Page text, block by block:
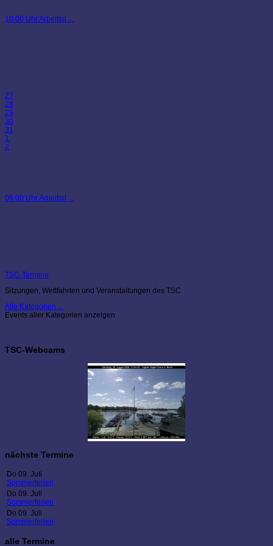
10:00 Uhr Arbeitsd ...
27
28
29
30
31
1
2
06:00 Uhr Arbeitsd ...
TSC-Termine
Sitzungen, Wettfahrten und Veranstaltungen des TSC
Alle Kategorien ...
Events aller Kategorien anzeigen
TSC-Webcams
nächste Termine
Do 09. Juli
Sommerferien
Do 09. Juli
Sommerferien
Do 09. Juli
Sommerferien
alle Termine